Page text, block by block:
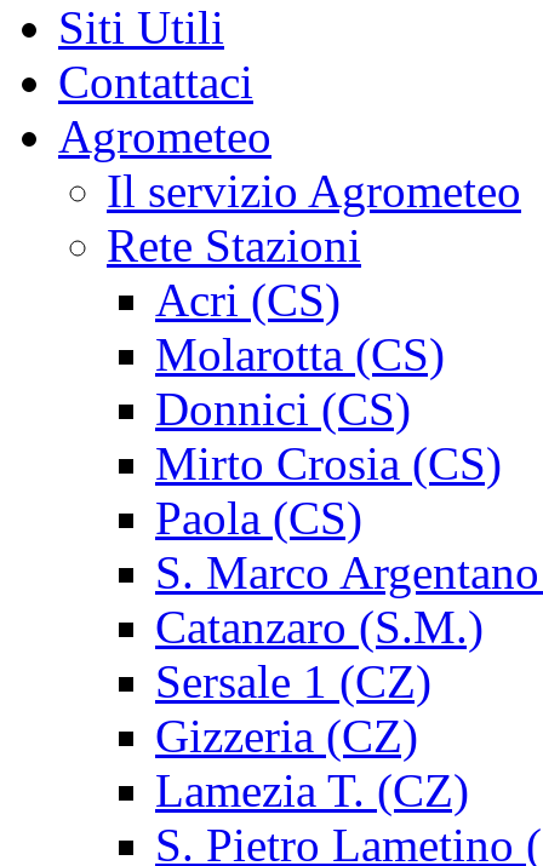
Siti Utili
Contattaci
Agrometeo
Il servizio Agrometeo
Rete Stazioni
Acri (CS)
Molarotta (CS)
Donnici (CS)
Mirto Crosia (CS)
Paola (CS)
S. Marco
Catanzaro (S.M.)
Sersale 1 (CZ)
Gizzeria (CZ)
Lamezia T. (CZ)
S. Pietro Lametino